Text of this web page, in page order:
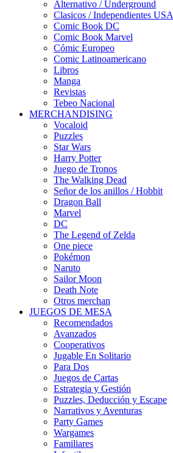
Alternativo / Underground
Clasicos / Independientes USA
Comic Book DC
Comic Book Marvel
Cómic Europeo
Comic Latinoamericano
Libros
Manga
Revistas
Tebeo Nacional
MERCHANDISING
Vocaloid
Puzzles
Star Wars
Harry Potter
Juego de Tronos
The Walking Dead
Señor de los anillos / Hobbit
Dragon Ball
Marvel
DC
The Legend of Zelda
One piece
Pokémon
Naruto
Sailor Moon
Death Note
Otros merchan
JUEGOS DE MESA
Recomendados
Avanzados
Cooperativos
Jugable En Solitario
Para Dos
Juegos de Cartas
Estrategia y Gestión
Puzzles, Deducción y Escape
Narrativos y Aventuras
Party Games
Wargames
Familiares